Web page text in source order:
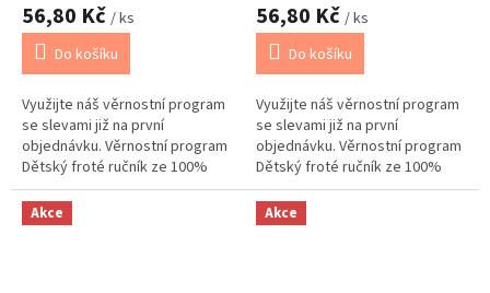
56,80 Kč / ks
Do košíku
Využijte náš věrnostní program
se slevami již na první
objednávku. Věrnostní program
Dětský froté ručník ze 100%
bavlny o gramáži 450 g/m2 je
měkký, příjemný na dotek a
dobře...
56,80 Kč / ks
Do košíku
Využijte náš věrnostní program
se slevami již na první
objednávku. Věrnostní program
Dětský froté ručník ze 100%
bavlny o gramáži 450 g/m2 je
měkký, příjemný na dotek a
dobře...
Akce Akce